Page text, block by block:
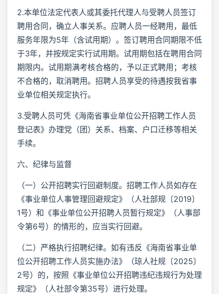
2.本单位法定代表人或其委托代理人与受聘人员签订
聘用合同，确立人事关系。应聘人员一经聘用，最低
服务年限为5年（含试用期）。签订聘用合同期限不低
于3年，并按规定实行试用期。试用期包括在聘用合同
期限内。试用期满考核合格的，予以正式聘用；考核
不合格的，取消聘用。招聘人员享受的待遇按我省事
业单位相关规定执行。
3.受聘人员可凭《海南省事业单位公开招聘工作人员
登记表》办理党（团）关系、档案、户口迁移等相关
手续。
六、纪律与监督
（一）公开招聘实行回避制度。招聘工作人员如存在
《事业单位人事管理回避规定》（人社部规〔2019〕
1号）和《事业单位公开招聘人员暂行规定》（人事部
令第6号）的情形的，应当实行回避。
（二）严格执行招聘纪律。如有违反《海南省事业单
位公开招聘工作人员实施办法》（琼人社规〔2025〕
2号）的，按照《事业单位公开招聘违纪违规行为处理
规定》（人社部令第35号）进行处理。